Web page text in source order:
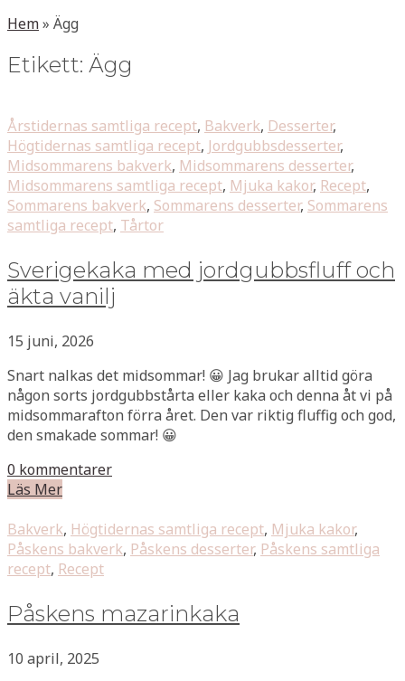
Hem» Ägg
Etikett: Ägg
Årstidernas samtliga recept, Bakverk, Desserter,
Högtidernas samtliga recept, Jordgubbsdesserter,
Midsommarens bakverk, Midsommarens desserter,
Midsommarens samtliga recept, Mjuka kakor, Recept,
Sommarens bakverk, Sommarens desserter, Sommarens
samtliga recept, Tårtor
Sverigekaka med jordgubbsfluff och
äkta vanilj
15 juni, 2026
Snart nalkas det midsommar! 😀 Jag brukar alltid göra
någon sorts jordgubbstårta eller kaka och denna åt vi på
midsommarafton förra året. Den var riktig fluffig och god,
den smakade sommar! 😀
0 kommentarer
Läs Mer
Bakverk, Högtidernas samtliga recept, Mjuka kakor,
Påskens bakverk, Påskens desserter, Påskens samtliga
recept, Recept
Påskens mazarinkaka
10 april, 2025